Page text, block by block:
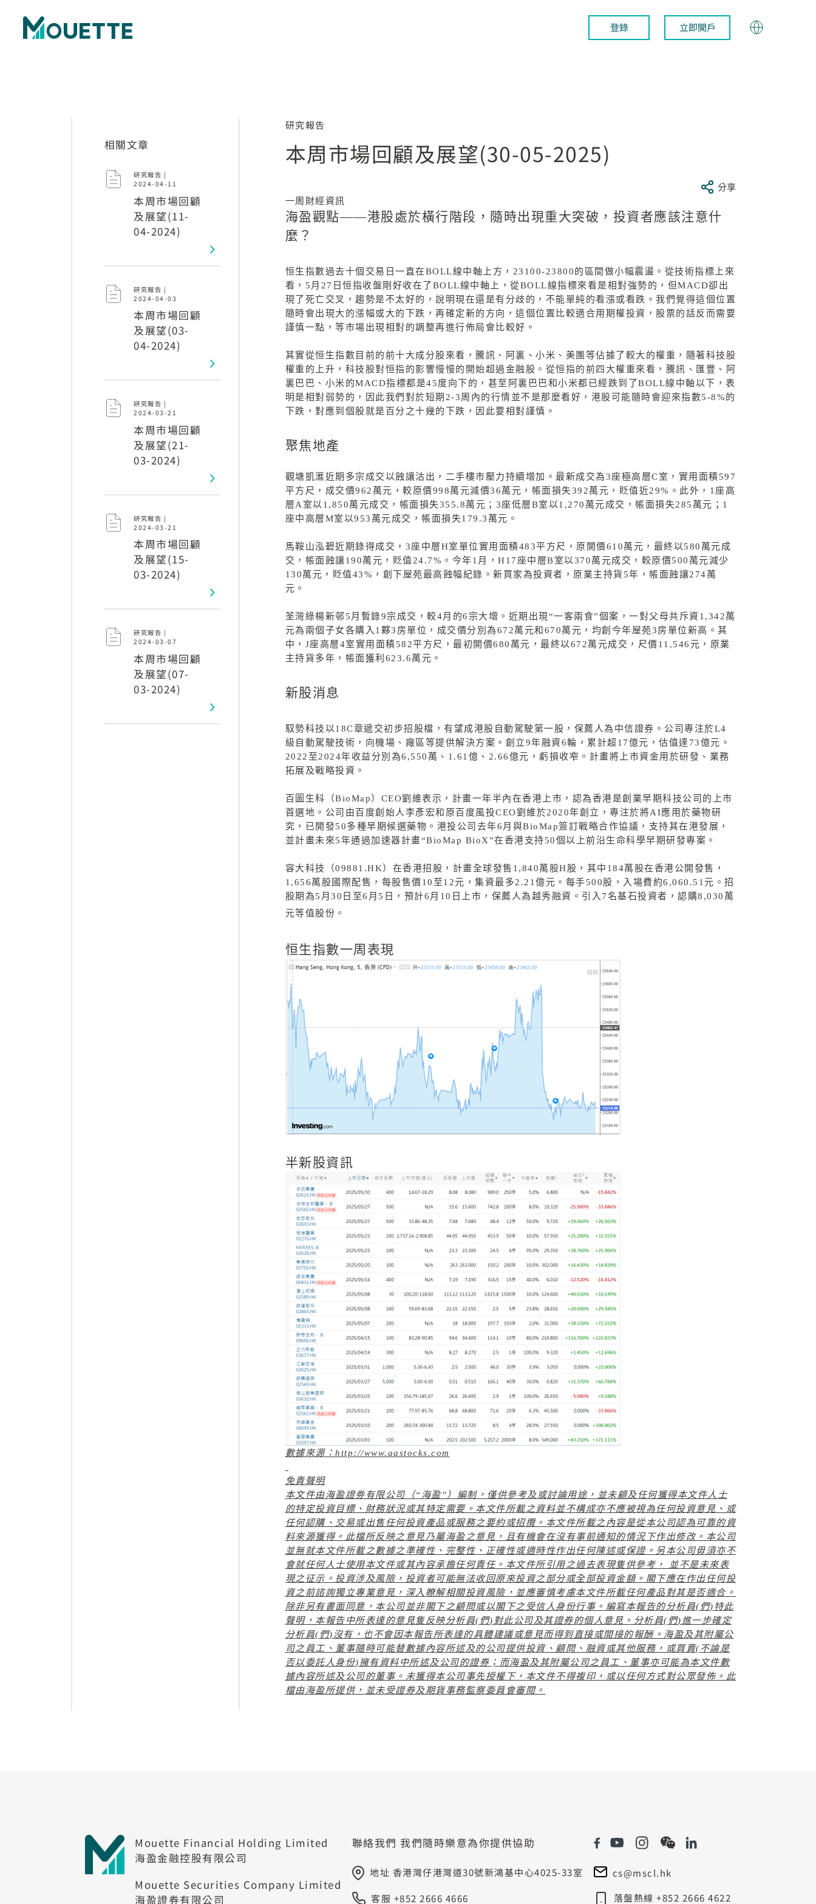
登錄 立即開戶
相關文章
研究報告 |
2024-04-11
本周市場回顧
及展望(11-
04-2024)
研究報告 |
2024-04-03
本周市場回顧
及展望(03-
04-2024)
研究報告 |
2024-03-21
本周市場回顧
及展望(21-
03-2024)
研究報告 |
2024-03-21
本周市場回顧
及展望(15-
03-2024)
研究報告 |
2024-03-07
本周市場回顧
及展望(07-
03-2024)
研究報告
本周市場回顧及展望(30-05-2025)
分享
一周財經資訊
海盈觀點——港股處於橫行階段，隨時出現重大突破，投資者應該注意什
麼？
恒生指數過去十個交易日一直在BOLL線中軸上方， 23100-23800的區間做小幅震盪。從技術指標上來
看， 5 月 27 日恒指收盤剛好收在了 BOLL線中軸上，從BOLL線指標來看是相對強勢的，但MACD卻出
現了死亡交叉，趨勢是不太好的，說明現在還是有分歧的，不能單純的看漲或看跌。我們覺得這個位置
隨時會出現大的漲幅或大的下跌，再確定新的方向，這個位置比較適合用期權投資，股票的話反而需要
謹慎一點，等市場出現相對的調整再進行佈局會比較好。
其實從恒生指數目前的前十大成分股來看，騰訊、阿裏、小米、美團等佔據了較大的權重，隨著科技股
權重的上升，科技股對恒指的影響慢慢的開始超過金融股。從恒指的前四大權重來看，騰訊、匯豐、阿
裏巴巴、小米的MACD指標都是45度向下的，甚至阿裏巴巴和小米都已經跌到了BOLL線中軸以下，表
明是相對弱勢的，因此我們對於短期 2-3周內的行情並不是那麼看好，港股可能隨時會迎來指數5-8%的
下跌，對應到個股就是百分之十幾的下跌，因此要相對謹慎。
聚焦地產
觀塘凱滙近期多宗成交以蝕讓沽出，二手樓市壓力持續增加。最新成交為3座極高層C室，實用面積597
平方尺，成交價962 萬元，較原價998萬元減價36萬元，帳面損失392萬元，貶值近29% 。此外， 1 座高
層A 室以 1,850萬元成交，帳面損失355.8萬元； 3座低層B室以1,270 萬元成交，帳面損失285 萬元； 1
座中高層M室以953 萬元成交，帳面損失179.3 萬元。
馬鞍山泓碧近期錄得成交， 3座中層H室單位實用面積483平方尺，原開價610萬元，最終以580 萬元成
交，帳面蝕讓190萬元，貶值 24.7% 。今年1 月， H17 座中層B室以370萬元成交，較原價500 萬元減少
130萬元，貶值43% ，創下屋苑最高蝕幅紀錄。新買家為投資者，原業主持貨 5年，帳面蝕讓274萬
元。
荃灣綠楊新邨5 月暫錄9宗成交，較4月的6 宗大增。近期出現“一客兩食”個案，一對父母共斥資 1,342萬
元為兩個子女各購入 1 夥3 房單位，成交價分別為672萬元和 670萬元，均創今年屋苑3房單位新高。其
中， J座高層4室實用面積582平方尺，最初開價680 萬元，最終以672萬元成交，尺價 11,546元，原業
主持貨多年，帳面獲利 623.6萬元。
新股消息
馭勢科技以18C章遞交初步招股檔，有望成港股自動駕駛第一股，保薦人為中信證券。公司專注於L4
級自動駕駛技術，向機場、廠區等提供解決方案。創立9年融資6輪，累計超 17億元，估值達 73億元。
2022 至2024年收益分別為6,550 萬、 1.61 億、 2.66億元，虧損收窄。計畫將上市資金用於研發、業務
拓展及戰略投資。
百圖生科（BioMap ） CEO劉維表示，計畫一年半內在香港上市，認為香港是創業早期科技公司的上市
首選地。公司由百度創始人李彥宏和原百度風投CEO劉維於2020年創立，專注於將AI應用於藥物研
究，已開發50多種早期候選藥物。港投公司去年6 月與BioMap簽訂戰略合作協議，支持其在港發展，
並計畫未來5年通過加速器計畫“BioMap BioX”在香港支持50個以上前沿生命科學早期研發專案。
容大科技（09881.HK ）在香港招股，計畫全球發售 1,840萬股H股，其中 184萬股在香港公開發售，
1,656萬股國際配售，每股售價 10 至12元，集資最多2.21 億元。每手500股，入場費約6,060.51 元。招
股期為5 月 30 日至6 月 5 日，預計6 月 10 日上市，保薦人為越秀融資。引入 7名基石投資者，認購8,030 萬
元等值股份。
恒生指數一周表現
半新股資訊
數據來源： http://www.aastocks.com
免責聲明
本文件由海盈證劵有限公司（“海盈”）編制，僅供參考及或討論用途，並未顧及任何獲得本文件人士
的特定投資目標、財務狀況或其特定需要。本文件所載之資料並不構成亦不應被視為任何投資意見、或
任何認購、交易或出售任何投資產品或服務之要約或招攬。本文件所載之內容是從本公司認為可靠的資
料來源獲得。此檔所反映之意見乃屬海盈之意見，且有機會在沒有事前通知的情況下作出修改。本公司
並無就本文件所載之數據之準確性、完整性、正確性或適時性作出任何陳述或保證。另本公司毋須亦不
會就任何人士使用本文件或其內容承擔任何責任。本文件所引用之過去表現隻供參考， 並不是未來表
現之征示。投資涉及風險，投資者可能無法收回原來投資之部分或全部投資金額。閣下應在作出任何投
資之前諮詢獨立專業意見，深入瞭解相關投資風險，並應審慎考慮本文件所載任何產品對其是否適合。
除非另有書面同意，本公司並非閣下之顧問或以閣下之受信人身份行事。編寫本報告的分析員(們)特此
聲明，本報告中所表達的意見隻反映分析員(們) 對此公司及其證券的個人意見。分析員(們) 進一步確定
分析員(們) 沒有，也不會因本報告所表達的具體建議或意見而得到直接或間接的報酬。海盈及其附屬公
司之員工、董事隨時可能替數據內容所述及的公司提供投資、顧問、融資或其他服務，或買賣(不論是
否以委託人身份)擁有資料中所述及公司的證券；而海盈及其附屬公司之員工、董事亦可能為本文件數
據內容所述及公司的董事。未獲得本公司事先授權下，本文件不得複印，或以任何方式對公眾發佈。此
檔由海盈所提供，並未受證券及期貨事務監察委員會審閱。
Mouette Financial Holding Limited
海盈金融控股有限公司
Mouette Securities Company Limited
海盈證券有限公司
聯絡我們 我們隨時樂意為你提供協助
地址 香港灣仔港灣道30號新鴻基中心4025-33室
客服 +852 2666 4666
cs@mscl.hk
落盤熱線 +852 2666 4622